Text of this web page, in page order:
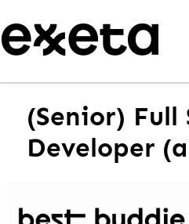
(Senior) Full
Developer